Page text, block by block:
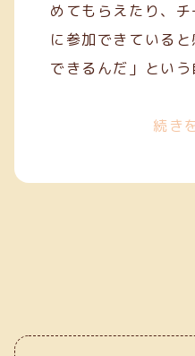
めてもらえたり、
に参加できている
できるんだ」とい
今は、一般就労を
す。クリーフでの
続き